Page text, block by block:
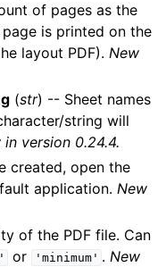
of pages as the
is printed on the
layout PDF). New
(str) -- Sheet names
string will
in version 0.24.4.
created, open the
application. New
of the PDF file. Can
or 'minimum' .New